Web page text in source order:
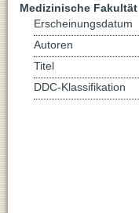
Medizinische Fakultät
Erscheinungsdatum
Autoren
Titel
DDC-Klassifikation